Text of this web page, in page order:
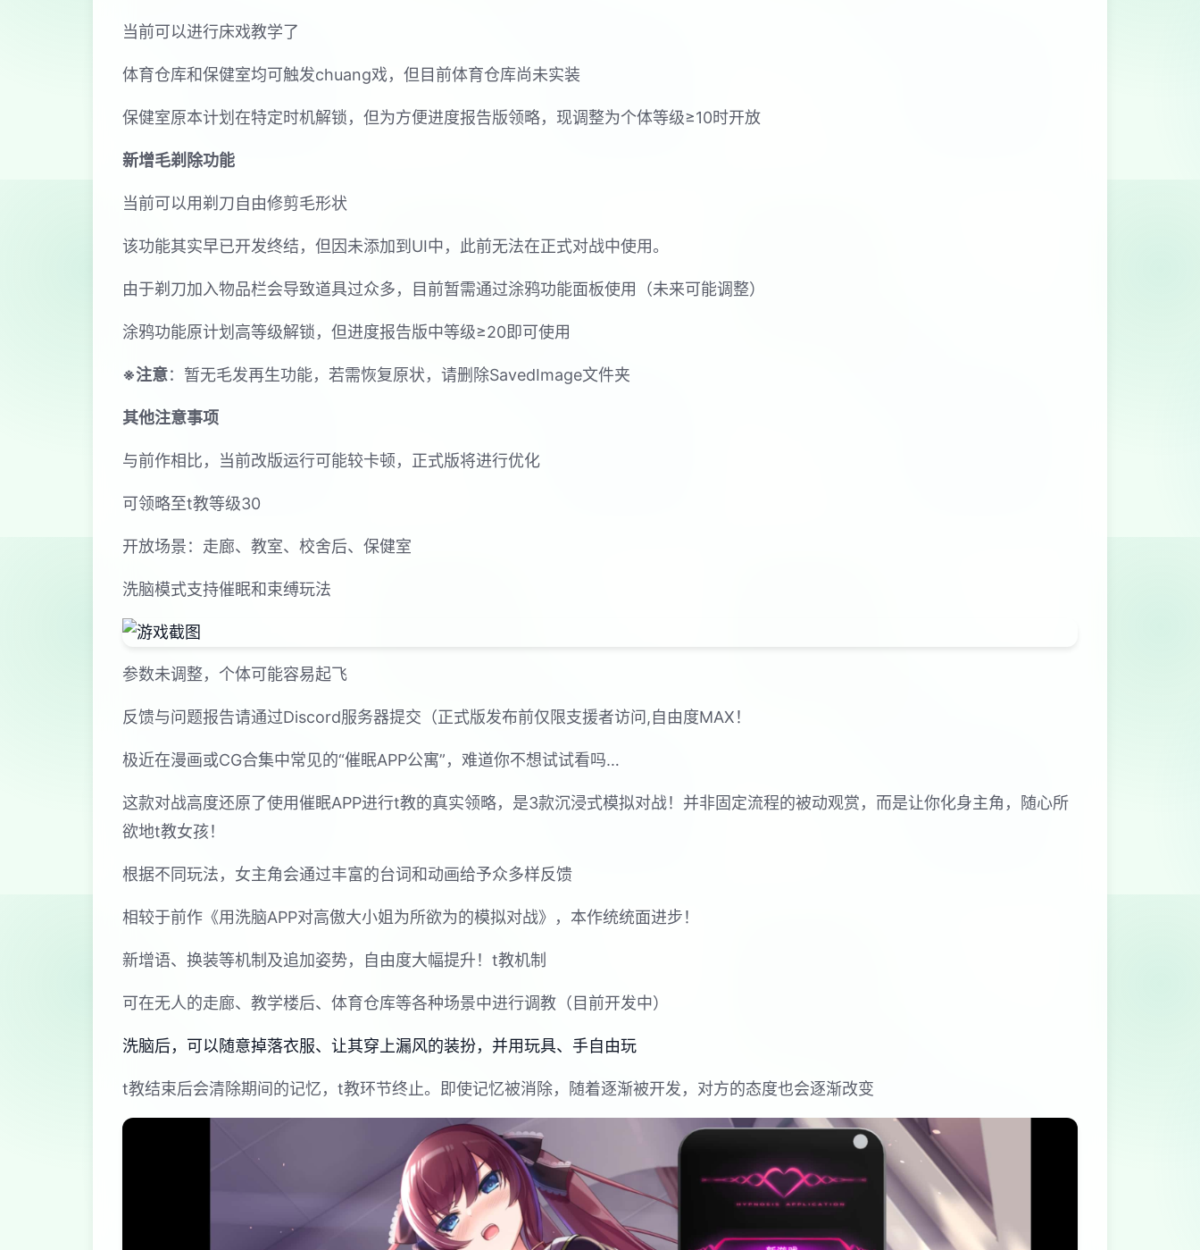
当前可以进行床戏教学了
体育仓库和保健室均可触发chuang戏，但目前体育仓库尚未实装
保健室原本计划在特定时机解锁，但为方便进度报告版领略，现调整为个体等级≥10时开放
新增毛剃除功能
当前可以用剃刀自由修剪毛形状
该功能其实早已开发终结，但因未添加到UI中，此前无法在正式对战中使用。
由于剃刀加入物品栏会导致道具过众多，目前暂需通过涂鸦功能面板使用（未来可能调整）
涂鸦功能原计划高等级解锁，但进度报告版中等级≥20即可使用
※注意：暂无毛发再生功能，若需恢复原状，请删除SavedImage文件夹
其他注意事项
与前作相比，当前改版运行可能较卡顿，正式版将进行优化
可领略至t教等级30
开放场景：走廊、教室、校舍后、保健室
洗脑模式支持催眠和束缚玩法
参数未调整，个体可能容易起飞
反馈与问题报告请通过Discord服务器提交（正式版发布前仅限支援者访问,自由度MAX！
极近在漫画或CG合集中常见的“催眠APP公寓”，难道你不想试试看吗…
这款对战高度还原了使用催眠APP进行t教的真实领略，是3款沉浸式模拟对战！并非固定流程的被动观赏，而是让你化身主角，随心所
欲地t教女孩！
根据不同玩法，女主角会通过丰富的台词和动画给予众多样反馈
相较于前作《用洗脑APP对高傲大小姐为所欲为的模拟对战》，本作统统面进步！
新增语、换装等机制及追加姿势，自由度大幅提升！t教机制
可在无人的走廊、教学楼后、体育仓库等各种场景中进行调教（目前开发中）
洗脑后，可以随意掉落衣服、让其穿上漏风的装扮，并用玩具、手自由玩
t教结束后会清除期间的记忆，t教环节终止。即使记忆被消除，随着逐渐被开发，对方的态度也会逐渐改变